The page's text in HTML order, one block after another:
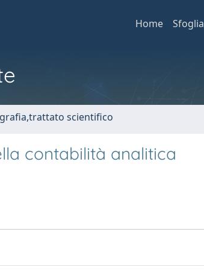
Home Sfoglia
scientifico
contabilità analitica